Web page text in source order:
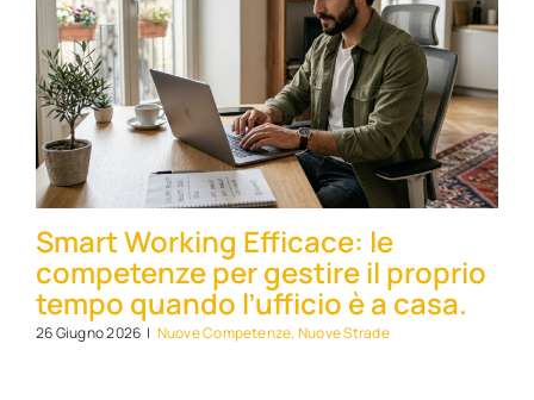
Smart Working Efficace: le
competenze per gestire il proprio
tempo quando l’ufficio è a casa.
26 Giugno 2026 | Nuove Competenze, Nuove Strade